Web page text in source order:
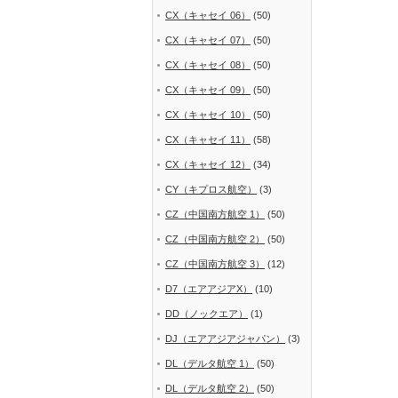
CX（キャセイ 06） (50)
CX（キャセイ 07） (50)
CX（キャセイ 08） (50)
CX（キャセイ 09） (50)
CX（キャセイ 10） (50)
CX（キャセイ 11） (58)
CX（キャセイ 12） (34)
CY（キプロス航空） (3)
CZ（中国南方航空 1） (50)
CZ（中国南方航空 2） (50)
CZ（中国南方航空 3） (12)
D7（エアアジアX） (10)
DD（ノックエア） (1)
DJ（エアアジアジャパン） (3)
DL（デルタ航空 1） (50)
DL（デルタ航空 2） (50)